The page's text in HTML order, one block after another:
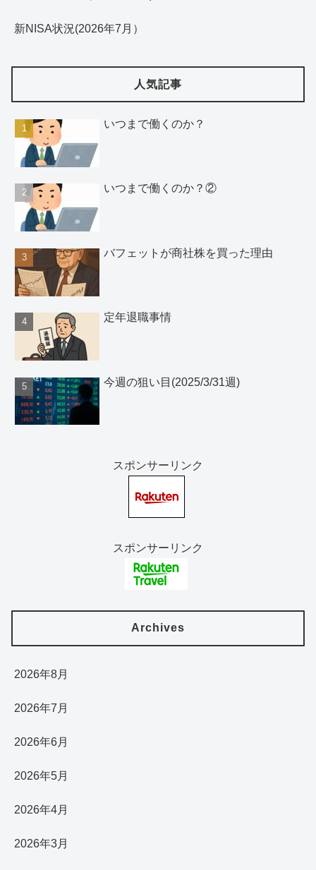
新NISA状況(2026年7月）
人気記事
いつまで働くのか？
いつまで働くのか？②
バフェットが商社株を買った理由
定年退職事情
今週の狙い目(2025/3/31週)
スポンサーリンク
スポンサーリンク
Archives
2026年8月
2026年7月
2026年6月
2026年5月
2026年4月
2026年3月